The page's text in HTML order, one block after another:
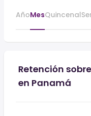
AñoMesQuincenal
Retención
en Panamá